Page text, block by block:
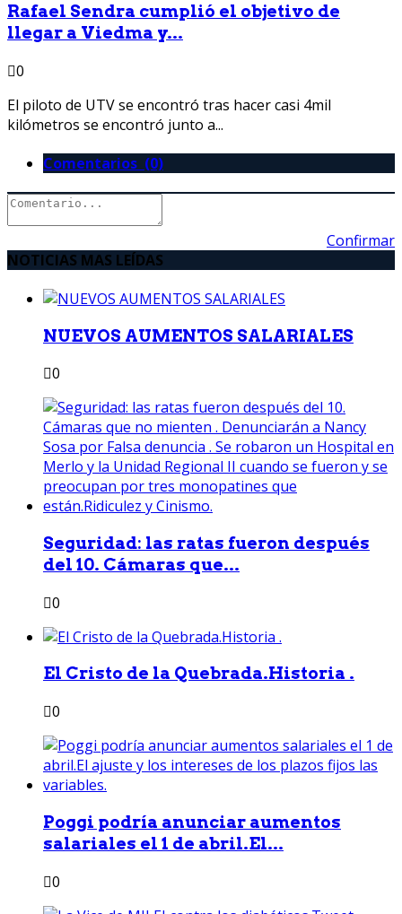
Rafael Sendra cumplió el objetivo de
llegar a Viedma y...
0
El piloto de UTV se encontró tras hacer casi 4mil
kilómetros se encontró junto a...
Comentarios (0)
Confirmar
NOTICIAS MAS LEÍDAS
NUEVOS AUMENTOS SALARIALES
0
Seguridad: las ratas fueron después
del 10. Cámaras que...
0
El Cristo de la Quebrada.Historia .
0
Poggi podría anunciar aumentos
salariales el 1 de abril.El...
0